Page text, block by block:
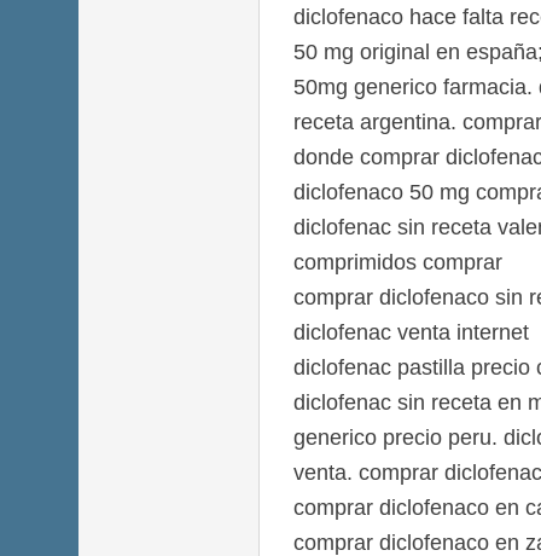
diclofenaco hace falta
50 mg original en
50mg generico
receta argentina.
donde comprar
diclofenaco 50 mg
diclofenac sin receta
comprimidos comprar
comprar diclofenaco sin
diclofenac venta internet
diclofenac pastilla precio
diclofenac sin receta en
generico precio peru.
venta. comprar
comprar diclofenaco en
comprar diclofenaco en